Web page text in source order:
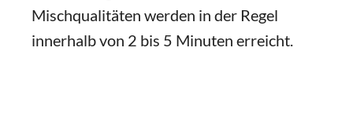
Mischqualitäten werden in der Regel
innerhalb von 2 bis 5 Minuten erreicht.